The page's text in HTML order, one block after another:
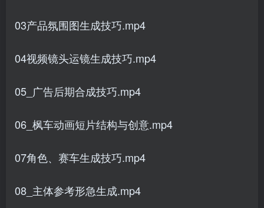
03产品氛围图生成技巧.mp4
04视频镜头运镜生成技巧.mp4
05_广告后期合成技巧.mp4
06_枫车动画短片结构与创意.mp4
07角色、赛车生成技巧.mp4
08_主体参考形急生成.mp4